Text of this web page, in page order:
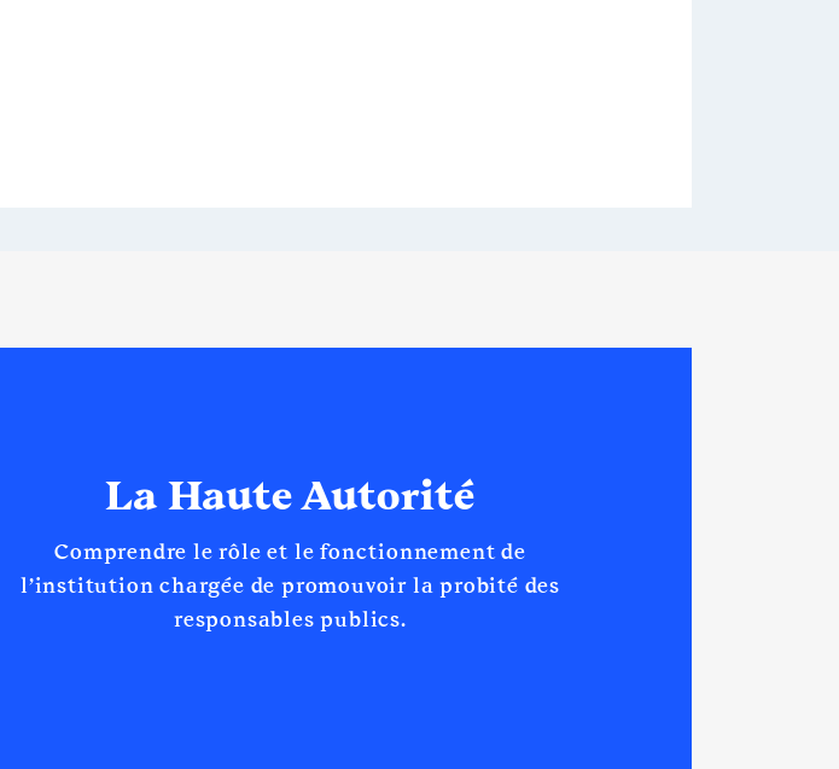
La Haute Autorité
Comprendre le rôle et le fonctionnement de
l’institution chargée de promouvoir la probité des
responsables publics.